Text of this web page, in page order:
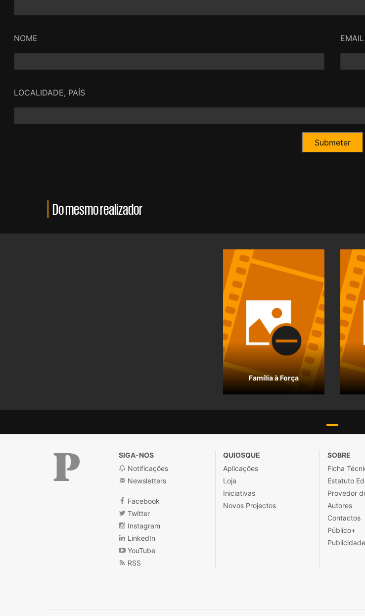
NOME EMAIL
LOCALIDADE, PAÍS
Do mesmo realizador
Família à Força
Público
SIGA-NOS
Notificações
Newsletters
Facebook
Twitter
Instagram
LinkedIn
YouTube
RSS
QUIOSQUE
Aplicações
Loja
Iniciativas
Novos Projectos
SOBRE
Ficha
Estatuto
Provedor
Autores
Contactos
Público+
Publicidade